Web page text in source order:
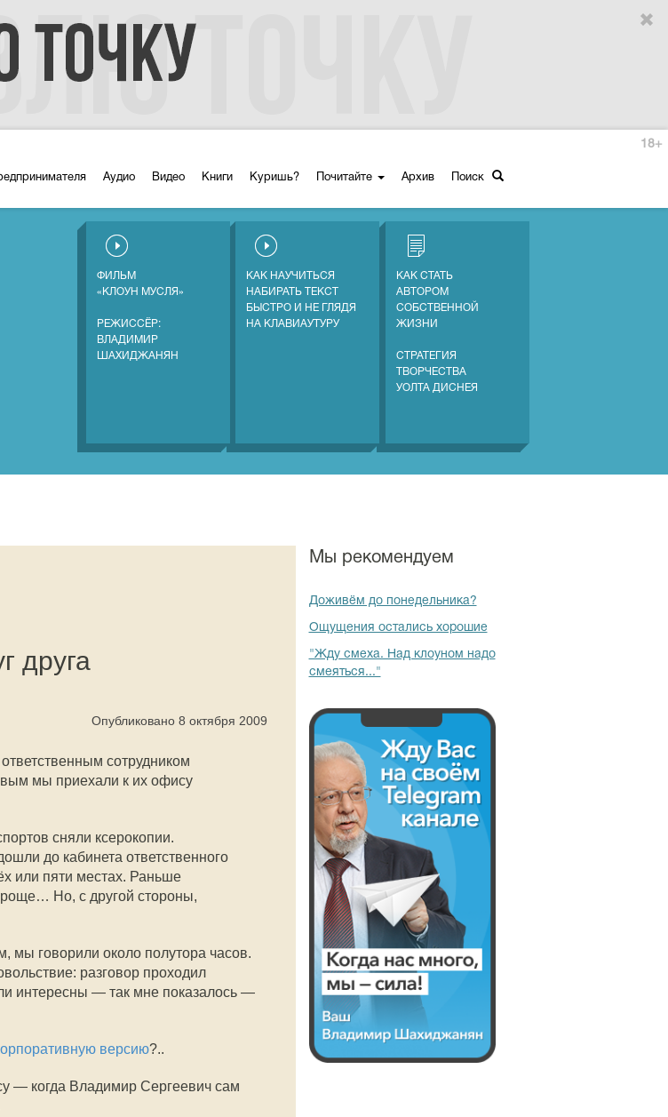
Аудио Видео Книги Куришь? Почитайте Архив Поиск
18+
ФИЛЬМ
«КЛОУН МУСЛЯ»
РЕЖИССЁР:
ВЛАДИМИР
ШАХИДЖАНЯН
КАК НАУЧИТЬСЯ
НАБИРАТЬ ТЕКСТ
БЫСТРО И НЕ ГЛЯДЯ
НА КЛАВИАУТУРУ
КАК СТАТЬ
АВТОРОМ
СОБСТВЕННОЙ
ЖИЗНИ
СТРАТЕГИЯ
ТВОРЧЕСТВА
УОЛТА ДИСНЕЯ
друга
Опубликовано 8 октября 2009
сотрудником
мы приехали к их офису
сняли ксерокопии.
до кабинета ответственного
или пяти местах. Раньше
Но, с другой стороны,
мы говорили около полутора часов.
разговор проходил
интересны — так мне показалось —
версию?..
— когда Владимир Сергеевич сам
Мы рекомендуем
Доживём до понедельника?
Ощущения остались хорошие
"Жду смеха. Над клоуном надо
смеяться..."